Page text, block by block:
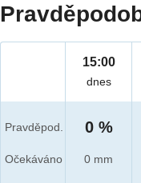
Pravděpod.
Očekáváno
15:00
dnes
0 %
0 mm